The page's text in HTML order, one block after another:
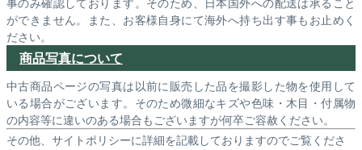
ができません。また、お客様自身にて海外へ持ち出す事もお止めく
ださい。
商品写真について
中古商品ページの写真は以前に販売した品を撮影した物を使用して
いる場合がございます。そのため微細なキズや色味・木目・付属物
の内容等に違いのある場合もございますが何卒ご容赦ください。
その他、サイトポリシーに詳細を記載しておりますのでご覧くださ